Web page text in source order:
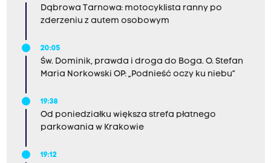
Dąbrowa Tarnowa: motocyklista ranny po
zderzeniu z autem osobowym
20:05
Św. Dominik, prawda i droga do Boga. O. Stefan
Maria Norkowski OP: „Podnieść oczy ku niebu”
19:38
Od poniedziałku większa strefa płatnego
parkowania w Krakowie
19:12